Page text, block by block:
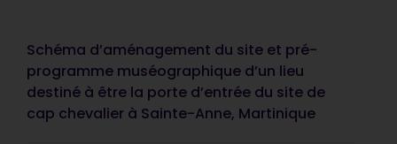
Schéma d’aménagement du site et pré-
programme muséographique d’un lieu
destiné à être la porte d’entrée du site de
cap chevalier à Sainte-Anne, Martinique